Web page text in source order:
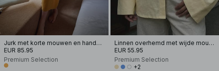
Jurk met korte mouwen en handgesmockte taille
EUR 85.95
Premium Selection
Linnen overhemd met wijde mouwen
EUR 55.95
Premium Selection
+2